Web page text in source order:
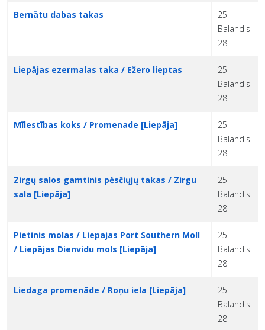
Bernātu dabas takas
25
Balandis
28
Liepājas ezermalas taka / Ežero lieptas
25
Balandis
28
Mīlestības koks / Promenade [Liepāja]
25
Balandis
28
Zirgų salos gamtinis pėsčiųjų takas / Zirgu
sala [Liepāja]
25
Balandis
28
Pietinis molas / Liepajas Port Southern Moll
/ Liepājas Dienvidu mols [Liepāja]
25
Balandis
28
Liedaga promenāde / Roņu iela [Liepāja]
25
Balandis
28